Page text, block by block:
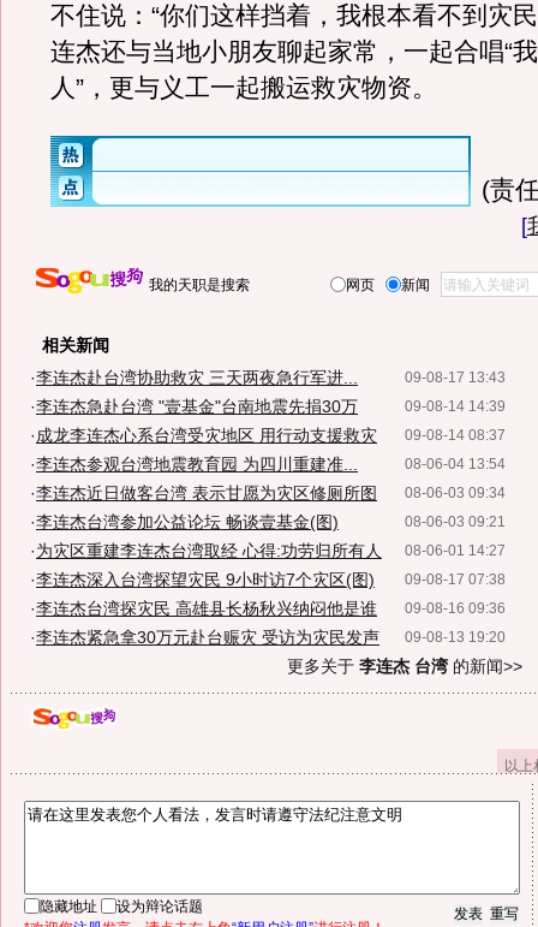
不住说：“你们这样挡着，我根本看不到灾
连杰还与当地小朋友聊起家常，一起合唱“
人”，更与义工一起搬运救灾物资。
(责
[
我的天职是搜索 网页 新闻
相关新闻
09-08-17 13:43
·李连杰赴台湾协助救灾 三天两夜急行军进...
09-08-14 14:39
·李连杰急赴台湾 "壹基金"台南地震先捐30万
09-08-14 08:37
·成龙李连杰心系台湾受灾地区 用行动支援救灾
08-06-04 13:54
·李连杰参观台湾地震教育园 为四川重建准...
08-06-03 09:34
·李连杰近日做客台湾 表示甘愿为灾区修厕所图
08-06-03 09:21
·李连杰台湾参加公益论坛 畅谈壹基金(图)
08-06-01 14:27
·为灾区重建李连杰台湾取经 心得:功劳归所有人
09-08-17 07:38
·李连杰深入台湾探望灾民 9小时访7个灾区(图)
09-08-16 09:36
·李连杰台湾探灾民 高雄县长杨秋兴纳闷他是谁
09-08-13 19:20
·李连杰紧急拿30万元赴台赈灾 受访为灾民发声
更多关于 李连杰 台湾的新闻>>
以
隐藏地址
设为辩论话题